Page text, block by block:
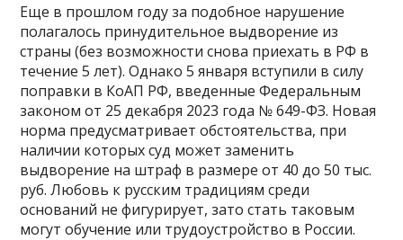
Еще в прошлом году за подобное нарушение
полагалось принудительное выдворение из
страны (без возможности снова приехать в РФ в
течение 5 лет). Однако 5 января вступили в силу
поправки в КоАП РФ, введенные Федеральным
законом от 25 декабря 2023 года № 649-ФЗ. Новая
норма предусматривает обстоятельства, при
наличии которых суд может заменить
выдворение на штраф в размере от 40 до 50 тыс.
руб. Любовь к русским традициям среди
оснований не фигурирует, зато стать таковым
могут обучение или трудоустройство в России.